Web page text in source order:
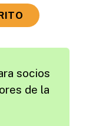
socios
de la